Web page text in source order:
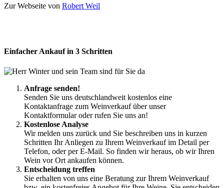
Zur Webseite von Robert Weil
Einfacher Ankauf in 3 Schritten
Anfrage senden!
Senden Sie uns deutschlandweit kostenlos eine
Kontaktanfrage zum Weinverkauf über unser
Kontaktformular oder rufen Sie uns an!
Kostenlose Analyse
Wir melden uns zurück und Sie beschreiben uns in kurzen
Schritten Ihr Anliegen zu Ihrem Weinverkauf im Detail per
Telefon, oder per E-Mail. So finden wir heraus, ob wir Ihren
Wein vor Ort ankaufen können.
Entscheidung treffen
Sie erhalten von uns eine Beratung zur Ihrem Weinverkauf